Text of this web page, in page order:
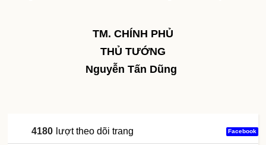
TM. CHÍNH PHỦ
THỦ TƯỚNG
Nguyễn Tấn Dũng
4180 lượt theo dõi trang Facebook